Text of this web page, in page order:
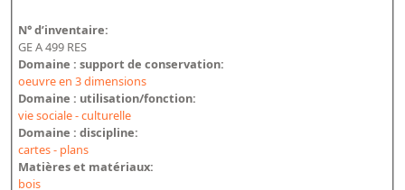
N° d’inventaire:
GE A 499 RES
Domaine : support de conservation:
oeuvre en 3 dimensions
Domaine : utilisation/fonction:
vie sociale - culturelle
Domaine : discipline:
cartes - plans
Matières et matériaux:
bois